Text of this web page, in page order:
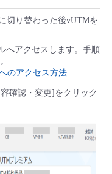
切り替わった後vUTMを
へアクセスします。手順
のアクセス方法
確認・変更]をクリック